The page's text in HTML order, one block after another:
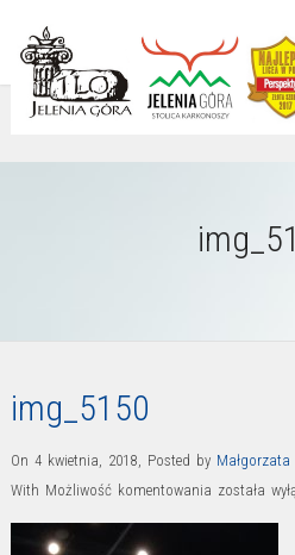
img_5150
On 4 kwietnia, 2018, Posted by Małgorzata
With Możliwość komentowania img_5150
została